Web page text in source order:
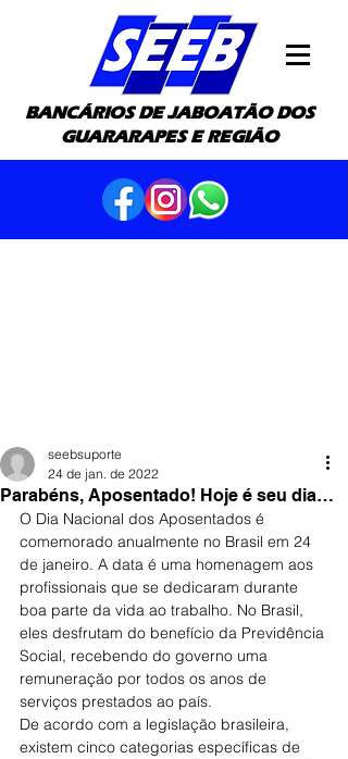
BANCÁRIOS DE JABOATÃO DOS
GUARARAPES E REGIÃO
Parabéns, Aposentado! Hoje é seu dia…
seebsuporte
24 de jan. de 2022
O Dia Nacional dos Aposentados é
comemorado anualmente no Brasil em 24
de janeiro. A data é uma homenagem aos
profissionais que se dedicaram durante
boa parte da vida ao trabalho. No Brasil,
eles desfrutam do benefício da Previdência
Social, recebendo do governo uma
remuneração por todos os anos de
serviços prestados ao país.
De acordo com a legislação brasileira,
existem cinco categorias específicas de